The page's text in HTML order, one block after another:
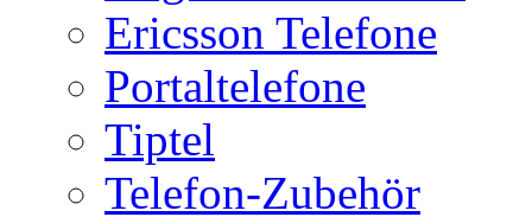
Ericsson Telefone
Portaltelefone
Tiptel
Telefon-Zubehör